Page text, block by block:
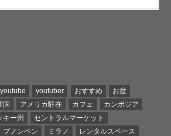
youtube youtuber おすすめ
お盆
国 アメリカ駐在 カフェ
カンボジア
キー州
セントラルマーケット
プノンペン ミラノ
レンタルスペース